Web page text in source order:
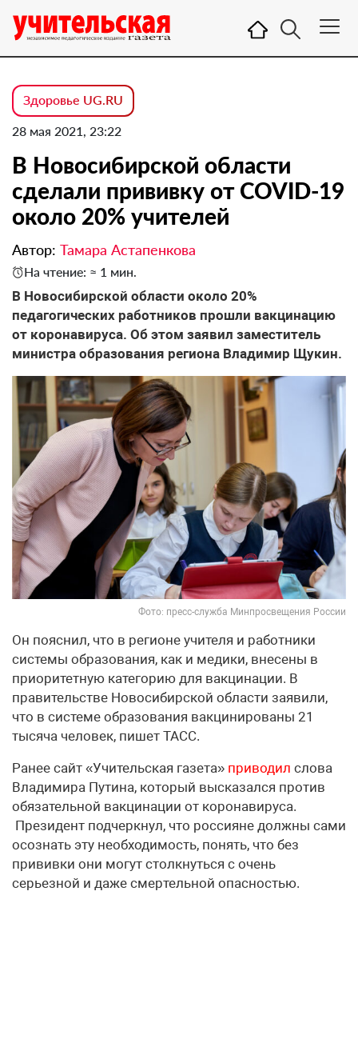
Здоровье UG.RU
28 мая 2021, 23:22
В Новосибирской области
сделали прививку от COVID-19
около 20% учителей
Автор: Тамара Астапенкова
На чтение: ≈ 1 мин.
В Новосибирской области около 20%
педагогических работников прошли вакцинацию
от коронавируса. Об этом заявил заместитель
министра образования региона Владимир Щукин.
Фото: пресс-служба Минпросвещения России
Он пояснил, что в регионе учителя и работники
системы образования, как и медики, внесены в
приоритетную категорию для вакцинации. В
правительстве Новосибирской области заявили,
что в системе образования вакцинированы 21
тысяча человек, пишет ТАСС.
Ранее сайт «Учительская газета» приводил слова
Владимира Путина, который высказался против
обязательной вакцинации от коронавируса.
Президент подчеркнул, что россияне должны сами
осознать эту необходимость, понять, что без
прививки они могут столкнуться с очень
серьезной и даже смертельной опасностью.